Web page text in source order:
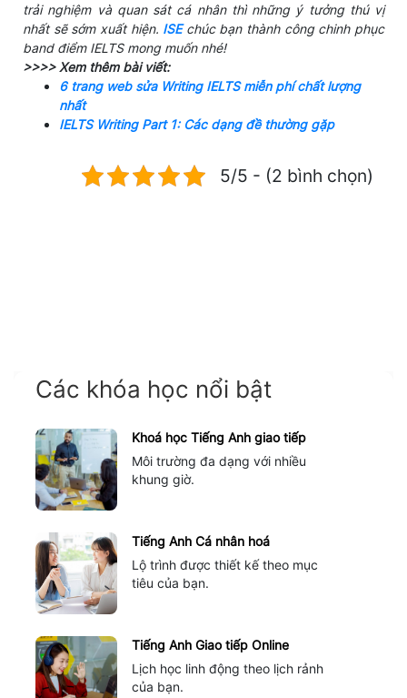
trải nghiệm và quan sát cá nhân thì những ý tưởng thú vị
nhất sẽ sớm xuất hiện. ISEchúc bạn thành công chinh phục
band điểm IELTS mong muốn nhé!
>>>> Xem thêm bài viết:
6 trang web sửa Writing IELTS miễn phí chất lượng
nhất
IELTS Writing Part 1: Các dạng đề thường gặp
5/5 - (2 bình chọn)
Các khóa học nổi bật
Khoá học Tiếng Anh giao tiếp
Môi trường đa dạng với nhiều
khung giờ.
Tiếng Anh Cá nhân hoá
Lộ trình được thiết kế theo mục
tiêu của bạn.
Tiếng Anh Giao tiếp Online
Lịch học linh động theo lịch rảnh
của bạn.